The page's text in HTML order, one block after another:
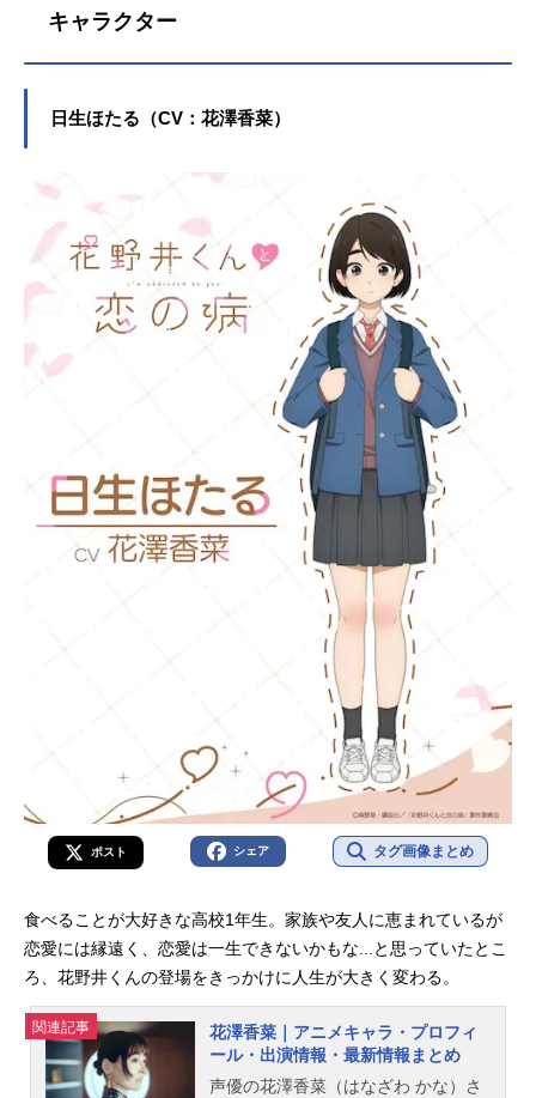
キャラクター
日生ほたる（CV：花澤香菜）
ポスト シェア タグ画像まとめ
食べることが大好きな高校1年生。家族や友人に恵まれているが
恋愛には縁遠く、恋愛は一生できないかもな...と思っていたとこ
ろ、花野井くんの登場をきっかけに人生が大きく変わる。
関連記事
花澤香菜｜アニメキャラ・プロフィ
ール・出演情報・最新情報まとめ
声優の花澤香菜（はなざわ かな）さ